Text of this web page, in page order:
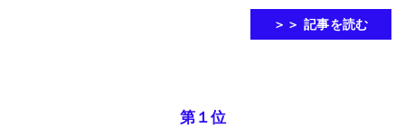
＞＞ 記事を読む
第１位